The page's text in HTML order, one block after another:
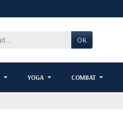
OK
YOGA COMBAT